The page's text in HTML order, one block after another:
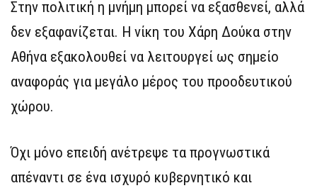
Στην πολιτική η μνήμη μπορεί να εξασθενεί, αλλά
δεν εξαφανίζεται. Η νίκη του Χάρη Δούκα στην
Αθήνα εξακολουθεί να λειτουργεί ως σημείο
αναφοράς για μεγάλο μέρος του προοδευτικού
χώρου.
Όχι μόνο επειδή ανέτρεψε τα προγνωστικά
απέναντι σε ένα ισχυρό κυβερνητικό και